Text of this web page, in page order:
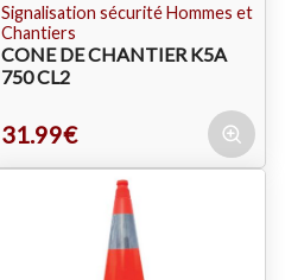
Signalisation sécurité Hommes et
Chantiers
CONE DE CHANTIER K5A
750 CL2
31.99€